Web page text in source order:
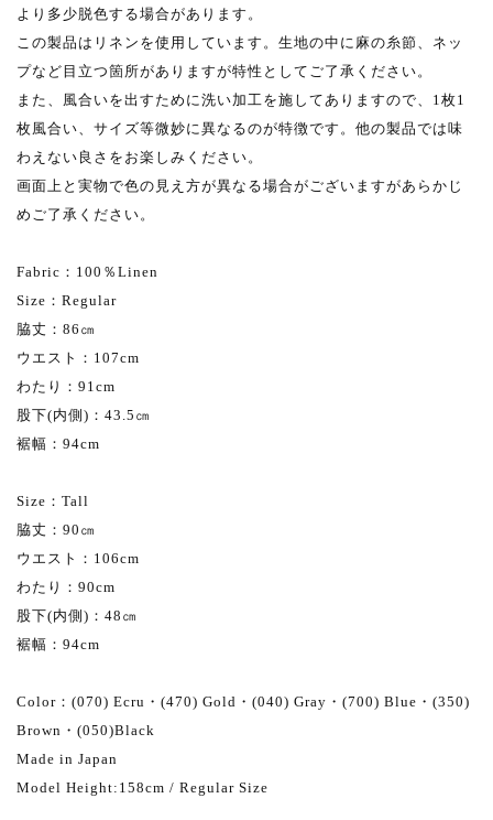
より多少脱色する場合があります。
この製品はリネンを使用しています。生地の中に麻の糸節、ネッ
プなど目立つ箇所がありますが特性としてご了承ください。
また、風合いを出すために洗い加工を施してありますので、1枚1
枚風合い、サイズ等微妙に異なるのが特徴です。他の製品では味
わえない良さをお楽しみください。
画面上と実物で色の見え方が異なる場合がございますがあらかじ
めご了承ください。
Fabric：100％Linen
Size：Regular
脇丈：86㎝
ウエスト：107cm
わたり：91cm
股下(内側)：43.5㎝
裾幅：94cm
Size：Tall
脇丈：90㎝
ウエスト：106cm
わたり：90cm
股下(内側)：48㎝
裾幅：94cm
Color：(070) Ecru・(470) Gold・(040) Gray・(700) Blue・(350)
Brown・(050)Black
Made in Japan
Model Height:158cm / Regular Size